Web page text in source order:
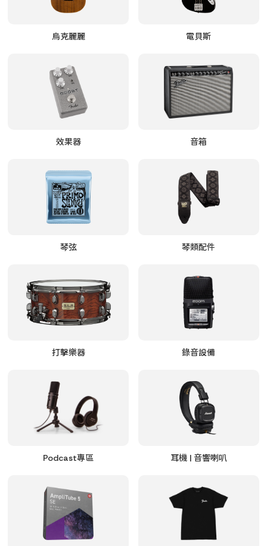
烏克麗麗 電貝斯
效果器 音箱
琴弦 琴類配件
打擊樂器 錄音設備
Podcast專區 耳機 | 音響喇叭